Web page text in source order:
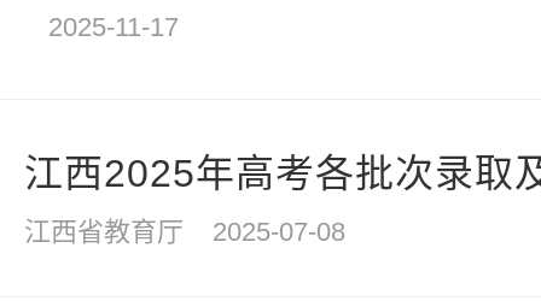
2025-11-17
江西2025年高考各批次录取
江西省教育厅 2025-07-08